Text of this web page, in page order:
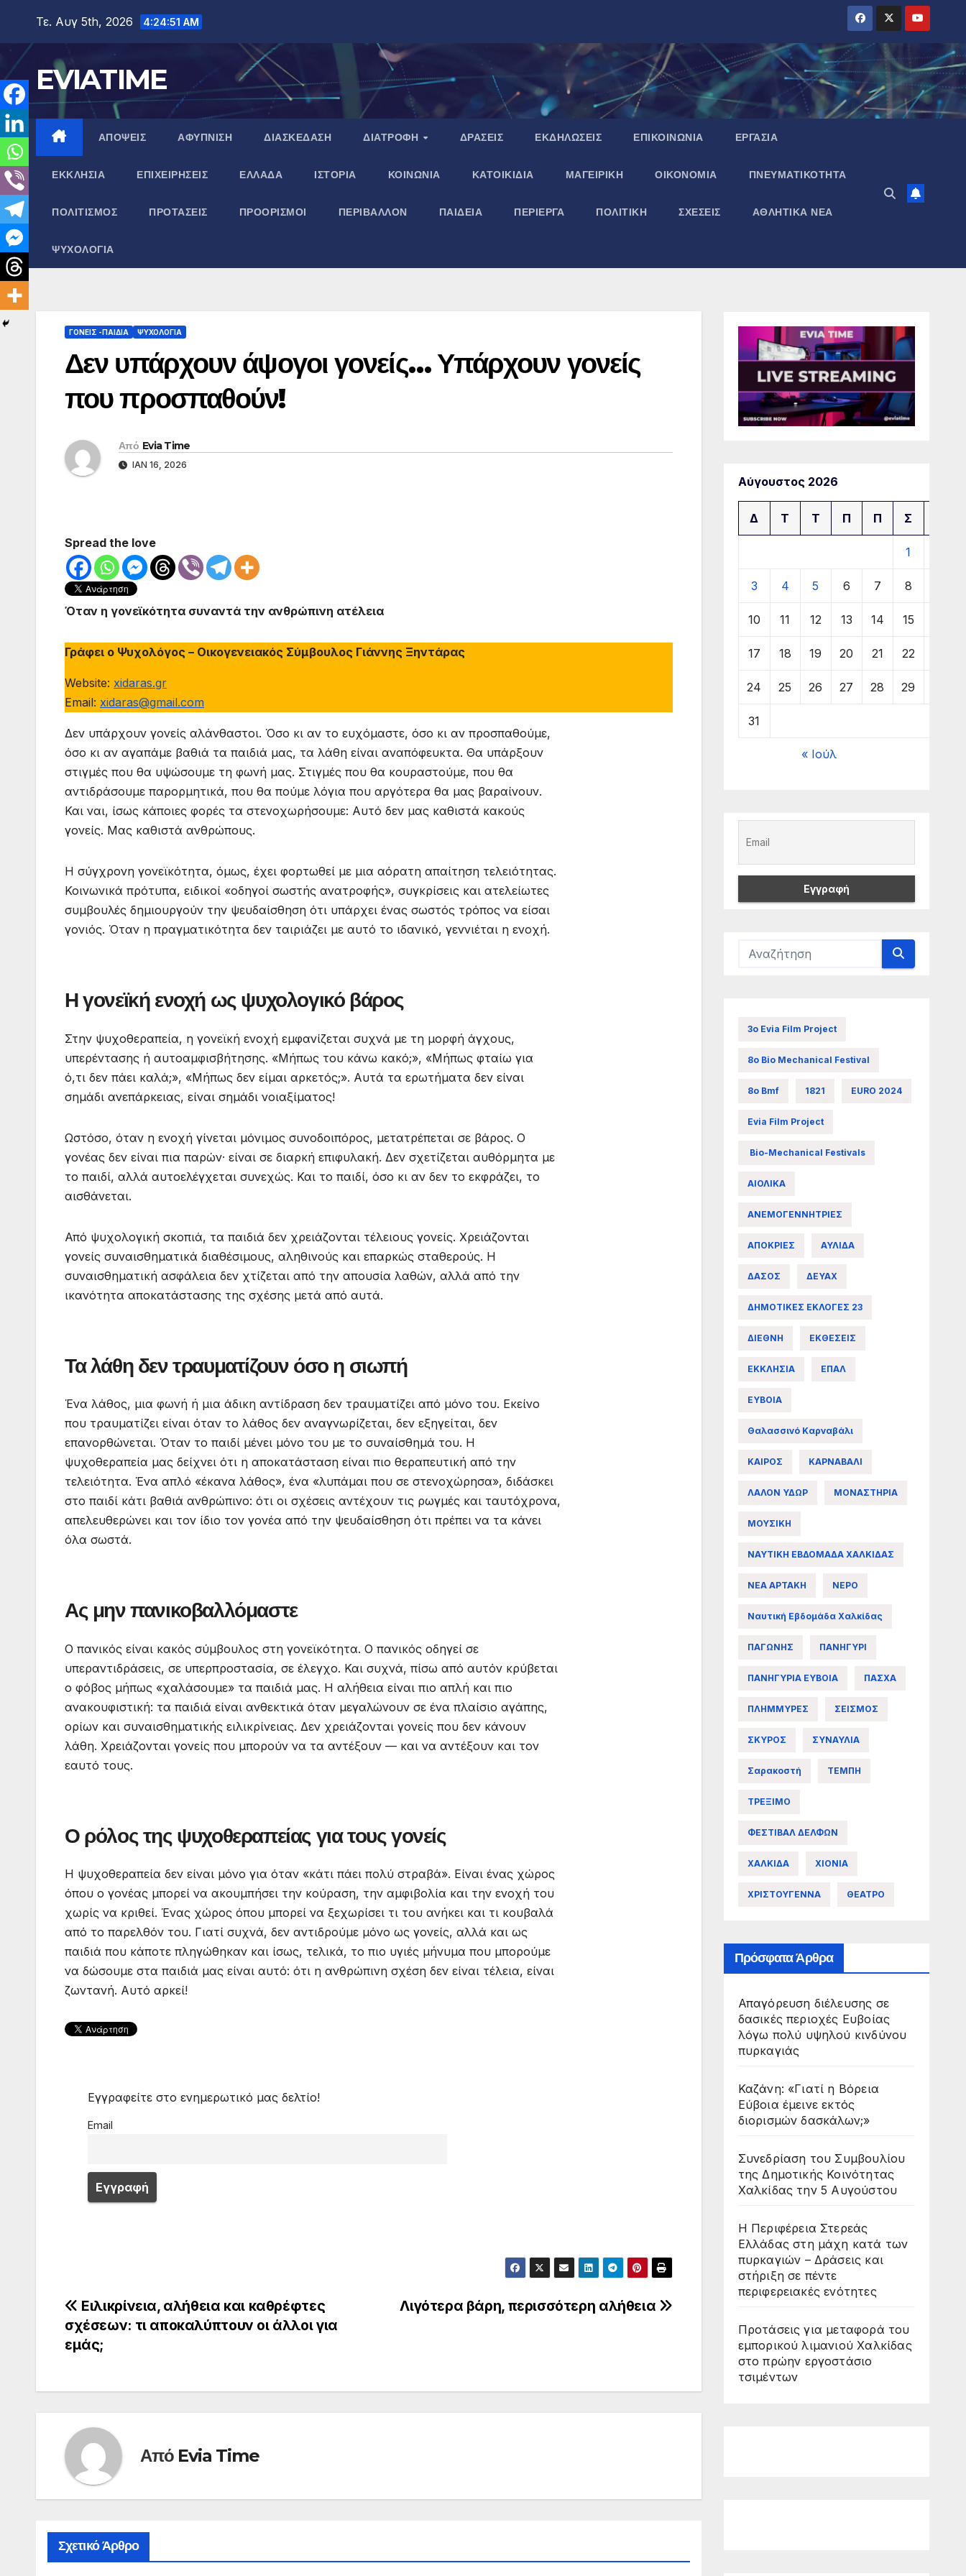
περιεχόμενο
Τε. Αυγ 5th, 2026 4:24:52 AM
EVIATIME
ΑΠΟΨΕΙΣ ΑΦΥΠΝΙΣΗ ΔΙΑΣΚΕΔΑΣΗ ΔΙΑΤΡΟΦΗ ΔΡΑΣΕΙΣ ΕΚΔΗΛΩΣΕΙΣ ΕΠΙΚΟΙΝΩΝΙΑ ΕΡΓΑΣΙΑ
ΕΚΚΛΗΣΙΑ ΕΠΙΧΕΙΡΗΣΕΙΣ ΕΛΛΑΔΑ ΙΣΤΟΡΙΑ ΚΟΙΝΩΝΙΑ ΚΑΤΟΙΚΙΔΙΑ ΜΑΓΕΙΡΙΚΗ ΟΙΚΟΝΟΜΙΑ ΠΝΕΥΜΑΤΙΚΌΤΗΤΑ
ΠΟΛΙΤΙΣΜΟΣ ΠΡΟΤΑΣΕΙΣ ΠΡΟΟΡΙΣΜΟΙ ΠΕΡΙΒΑΛΛΟΝ ΠΑΙΔΕΙΑ ΠΕΡΙΕΡΓΑ ΠΟΛΙΤΙΚΗ ΣΧΕΣΕΙΣ ΑΘΛΗΤΙΚΑ ΝΕΑ
ΨΥΧΟΛΟΓΙΑ
ΓΟΝΕΙΣ -ΠΑΙΔΙΑ ΨΥΧΟΛΟΓΙΑ
Δεν υπάρχουν άψογοι γονείς… Υπάρχουν γονείς
που προσπαθούν!
Από Evia Time
ΙΑΝ 16, 2026
Spread the love
Όταν η γονεϊκότητα συναντά την ανθρώπινη ατέλεια
Γράφει ο Ψυχολόγος – Οικογενειακός Σύμβουλος Γιάννης Ξηντάρας
Website: xidaras.gr
Email: xidaras@gmail.com
Δεν υπάρχουν γονείς αλάνθαστοι. Όσο κι αν το ευχόμαστε, όσο κι αν προσπαθούμε,
όσο κι αν αγαπάμε βαθιά τα παιδιά μας, τα λάθη είναι αναπόφευκτα. Θα υπάρξουν
στιγμές που θα υψώσουμε τη φωνή μας. Στιγμές που θα κουραστούμε, που θα
αντιδράσουμε παρορμητικά, που θα πούμε λόγια που αργότερα θα μας βαραίνουν.
Και ναι, ίσως κάποιες φορές τα στενοχωρήσουμε: Αυτό δεν μας καθιστά κακούς
γονείς. Μας καθιστά ανθρώπους.
Η σύγχρονη γονεϊκότητα, όμως, έχει φορτωθεί με μια αόρατη απαίτηση τελειότητας.
Κοινωνικά πρότυπα, ειδικοί «οδηγοί σωστής ανατροφής», συγκρίσεις και ατελείωτες
συμβουλές δημιουργούν την ψευδαίσθηση ότι υπάρχει ένας σωστός τρόπος να είσαι
γονιός. Όταν η πραγματικότητα δεν ταιριάζει με αυτό το ιδανικό, γεννιέται η ενοχή.
Η γονεϊκή ενοχή ως ψυχολογικό βάρος
Στην ψυχοθεραπεία, η γονεϊκή ενοχή εμφανίζεται συχνά με τη μορφή άγχους,
υπερέντασης ή αυτοαμφισβήτησης. «Μήπως του κάνω κακό;», «Μήπως φταίω για
ό,τι δεν πάει καλά;», «Μήπως δεν είμαι αρκετός;». Αυτά τα ερωτήματα δεν είναι
σημάδι ανεπάρκειας, είναι σημάδι νοιαξίματος!
Ωστόσο, όταν η ενοχή γίνεται μόνιμος συνοδοιπόρος, μετατρέπεται σε βάρος. Ο
γονέας δεν είναι πια παρών· είναι σε διαρκή επιφυλακή. Δεν σχετίζεται αυθόρμητα με
το παιδί, αλλά αυτοελέγχεται συνεχώς. Και το παιδί, όσο κι αν δεν το εκφράζει, το
αισθάνεται.
Από ψυχολογική σκοπιά, τα παιδιά δεν χρειάζονται τέλειους γονείς. Χρειάζονται
γονείς συναισθηματικά διαθέσιμους, αληθινούς και επαρκώς σταθερούς. Η
συναισθηματική ασφάλεια δεν χτίζεται από την απουσία λαθών, αλλά από την
ικανότητα αποκατάστασης της σχέσης μετά από αυτά.
Τα λάθη δεν τραυματίζουν όσο η σιωπή
Ένα λάθος, μια φωνή ή μια άδικη αντίδραση δεν τραυματίζει από μόνο του. Εκείνο
που τραυματίζει είναι όταν το λάθος δεν αναγνωρίζεται, δεν εξηγείται, δεν
επανορθώνεται. Όταν το παιδί μένει μόνο του με το συναίσθημά του. Η
ψυχοθεραπεία μας δείχνει ότι η αποκατάσταση είναι πιο θεραπευτική από την
τελειότητα. Ένα απλό «έκανα λάθος», ένα «λυπάμαι που σε στενοχώρησα», διδάσκει
στο παιδί κάτι βαθιά ανθρώπινο: ότι οι σχέσεις αντέχουν τις ρωγμές και ταυτόχρονα,
απελευθερώνει και τον ίδιο τον γονέα από την ψευδαίσθηση ότι πρέπει να τα κάνει
όλα σωστά.
Ας μην πανικοβαλλόμαστε
Ο πανικός είναι κακός σύμβουλος στη γονεϊκότητα. Ο πανικός οδηγεί σε
υπεραντιδράσεις, σε υπερπροστασία, σε έλεγχο. Και συχνά, πίσω από αυτόν κρύβεται
ο φόβος μήπως «χαλάσουμε» τα παιδιά μας. Η αλήθεια είναι πιο απλή και πιο
ανακουφιστική: τα παιδιά είναι ανθεκτικά όταν μεγαλώνουν σε ένα πλαίσιο αγάπης,
ορίων και συναισθηματικής ειλικρίνειας. Δεν χρειάζονται γονείς που δεν κάνουν
λάθη. Χρειάζονται γονείς που μπορούν να τα αντέξουν — και να αντέξουν και τον
εαυτό τους.
Ο ρόλος της ψυχοθεραπείας για τους γονείς
Η ψυχοθεραπεία δεν είναι μόνο για όταν «κάτι πάει πολύ στραβά». Είναι ένας χώρος
όπου ο γονέας μπορεί να ακουμπήσει την κούραση, την αμφιβολία και την ενοχή του
χωρίς να κριθεί. Ένας χώρος όπου μπορεί να ξεχωρίσει τι του ανήκει και τι κουβαλά
από το παρελθόν του. Γιατί συχνά, δεν αντιδρούμε μόνο ως γονείς, αλλά και ως
παιδιά που κάποτε πληγώθηκαν και ίσως, τελικά, το πιο υγιές μήνυμα που μπορούμε
να δώσουμε στα παιδιά μας είναι αυτό: ότι η ανθρώπινη σχέση δεν είναι τέλεια, είναι
ζωντανή. Αυτό αρκεί!
Εγγραφείτε στο ενημερωτικό μας δελτίο!
Email
Πλοήγηση
άρθρων
Λιγότερα βάρη, περισσότερη αλήθεια
Ειλικρίνεια, αλήθεια και καθρέφτες
σχέσεων: τι αποκαλύπτουν οι άλλοι για
εμάς;
Από Evia Time
Σχετικό Άρθρο
Αύγουστος 2026
Δ Τ Τ Π Π Σ
1
3 4 5 6 7 8
10 11 12 13 14 15
17 18 19 20 21 22
24 25 26 27 28 29
31
« Ιούλ
3ο Evia Film Project
8ο Bio Mechanical Festival
8ο Bmf 1821 EURO 2024
Evia Film Project
Bio-Mechanical Festivals
ΑΙΟΛΙΚΑ
ΑΝΕΜΟΓΕΝΝΗΤΡΙΕΣ
ΑΠΟΚΡΙΕΣ ΑΥΛΙΔΑ
ΔΑΣΟΣ ΔΕΥΑΧ
ΔΗΜΟΤΙΚΕΣ ΕΚΛΟΓΕΣ 23
ΔΙΕΘΝΗ ΕΚΘΕΣΕΙΣ
ΕΚΚΛΗΣΙΑ ΕΠΑΛ
ΕΥΒΟΙΑ
Θαλασσινό Καρναβάλι
ΚΑΙΡΟΣ ΚΑΡΝΑΒΑΛΙ
ΛΑΛΟΝ ΥΔΩΡ ΜΟΝΑΣΤΗΡΙΑ
ΜΟΥΣΙΚΗ
ΝΑΥΤΙΚΗ ΕΒΔΟΜΑΔΑ ΧΑΛΚΙΔΑΣ
ΝΕΑ ΑΡΤΑΚΗ ΝΕΡΟ
Ναυτική Εβδομάδα Χαλκίδας
ΠΑΓΩΝΗΣ ΠΑΝΗΓΥΡΙ
ΠΑΝΗΓΥΡΙΑ ΕΥΒΟΙΑ ΠΑΣΧΑ
ΠΛΗΜΜΥΡΕΣ ΣΕΙΣΜΟΣ
ΣΚΥΡΟΣ ΣΥΝΑΥΛΙΑ
Σαρακοστή ΤΕΜΠΗ
ΤΡΕΞΙΜΟ
ΦΕΣΤΙΒΑΛ ΔΕΛΦΩΝ
ΧΑΛΚΙΔΑ ΧΙΟΝΙΑ
ΧΡΙΣΤΟΥΓΕΝΝΑ ΘΕΑΤΡΟ
Πρόσφατα Άρθρα
Απαγόρευση διέλευσης σε
δασικές περιοχές Ευβοίας
λόγω πολύ υψηλού κινδύνου
πυρκαγιάς
Καζάνη: «Γιατί η Βόρεια
Εύβοια έμεινε εκτός
διορισμών δασκάλων;»
Συνεδρίαση του Συμβουλίου
της Δημοτικής Κοινότητας
Χαλκίδας την 5 Αυγούστου
Η Περιφέρεια Στερεάς
Ελλάδας στη μάχη κατά των
πυρκαγιών – Δράσεις και
στήριξη σε πέντε
περιφερειακές ενότητες
Προτάσεις για μεταφορά του
εμπορικού λιμανιού Χαλκίδας
στο πρώην εργοστάσιο
τσιμέντων